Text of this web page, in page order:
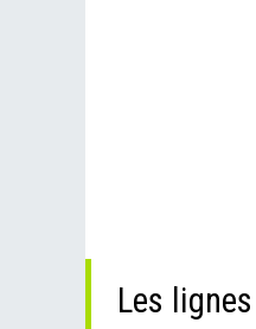
Les lignes